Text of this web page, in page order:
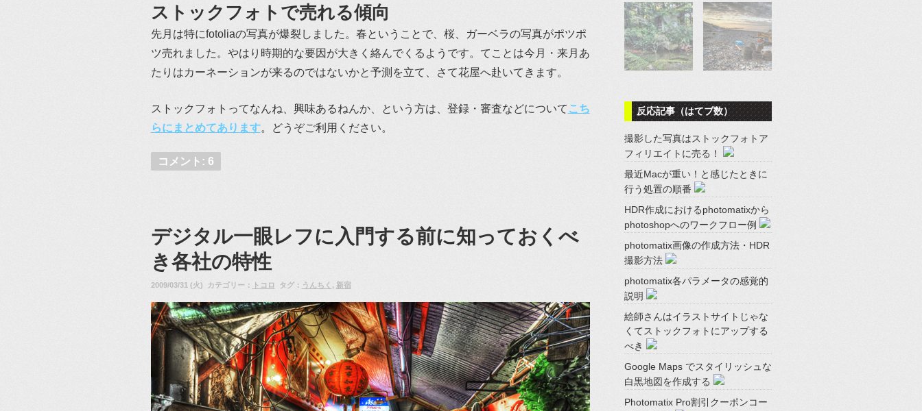
ストックフォトで売れる傾向
先月は特にfotoliaの写真が爆裂しました。春ということで、桜、ガーベラの写真がポツポ
ツ売れました。やはり時期的な要因が大きく絡んでくるようです。てことは今月・来月あ
たりはカーネーションが来るのではないかと予測を立て、さて花屋へ赴いてきます。
ストックフォトってなんね、興味あるねんか、という方は、登録・審査などについて こち
らにまとめてあります。どうぞご利用ください。
コメント: 6
デジタル一眼レフに入門する前に知っておくべ
き各社の特性
2009/03/31 (火) カテゴリー： トコロ タグ： うんちく , 新宿
反応記事（はてブ数）
撮影した写真はストックフォトア
フィリエイトに売る！
最近Macが重い！と感じたときに
行う処置の順番
HDR作成におけるphotomatixから
photoshopへのワークフロー例
photomatix画像の作成方法・HDR
撮影方法
photomatix各パラメータの感覚的
説明
絵師さんはイラストサイトじゃな
くてストックフォトにアップする
べき
Google Maps でスタイリッシュな
白黒地図を作成する
Photomatix Pro割引クーポンコー